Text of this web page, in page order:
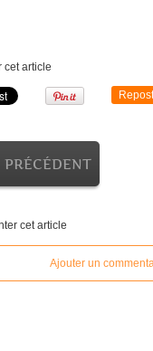
cet article
Repost
PRÉCÉDENT
cet article
Ajouter un